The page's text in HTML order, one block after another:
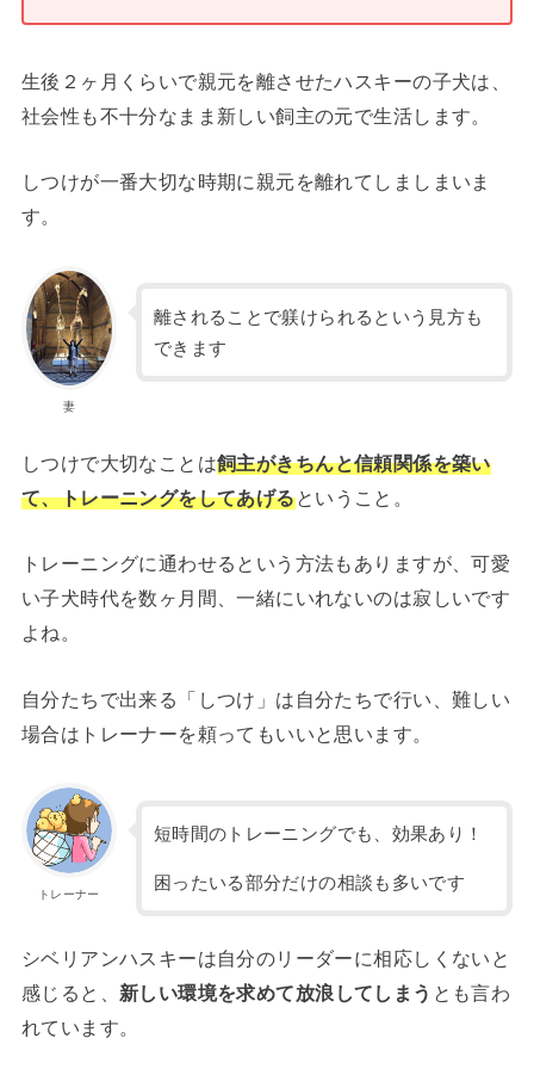
生後２ヶ月くらいで親元を離させたハスキーの子犬は、
社会性も不十分なまま新しい飼主の元で生活します。
しつけが一番大切な時期に親元を離れてしましまいま
す。
妻
離されることで躾けられるという見方も
できます
しつけで大切なことは飼主がきちんと信頼関係を築い
て、トレーニングをしてあげるということ。
トレーニングに通わせるという方法もありますが、可愛
い子犬時代を数ヶ月間、一緒にいれないのは寂しいです
よね。
自分たちで出来る「しつけ」は自分たちで行い、難しい
場合はトレーナーを頼ってもいいと思います。
トレーナー
短時間のトレーニングでも、効果あり！
困ったいる部分だけの相談も多いです
シベリアンハスキーは自分のリーダーに相応しくないと
感じると、 新しい環境を求めて放浪してしまう とも言わ
れています。